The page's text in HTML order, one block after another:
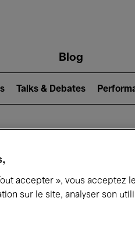
Blog
Talks & Debates
se
accepter », vous acceptez
sur le site, analyser son